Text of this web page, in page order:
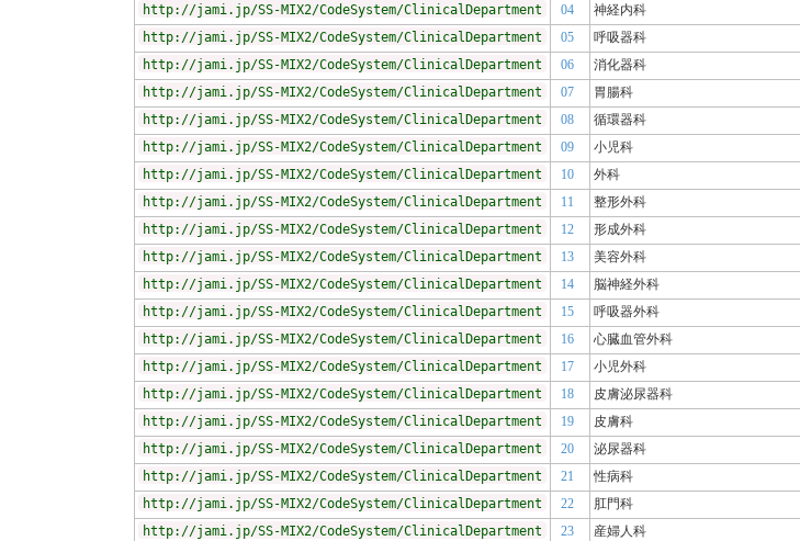
http://jami.jp/SS-MIX2/CodeSystem/ClinicalDepartment
04
神経内科
http://jami.jp/SS-MIX2/CodeSystem/ClinicalDepartment
05
呼吸器科
http://jami.jp/SS-MIX2/CodeSystem/ClinicalDepartment
06
消化器科
http://jami.jp/SS-MIX2/CodeSystem/ClinicalDepartment
07
胃腸科
http://jami.jp/SS-MIX2/CodeSystem/ClinicalDepartment
08
循環器科
http://jami.jp/SS-MIX2/CodeSystem/ClinicalDepartment
09
小児科
http://jami.jp/SS-MIX2/CodeSystem/ClinicalDepartment
10
外科
http://jami.jp/SS-MIX2/CodeSystem/ClinicalDepartment
11
整形外科
http://jami.jp/SS-MIX2/CodeSystem/ClinicalDepartment
12
形成外科
http://jami.jp/SS-MIX2/CodeSystem/ClinicalDepartment
13
美容外科
http://jami.jp/SS-MIX2/CodeSystem/ClinicalDepartment
14
脳神経外科
http://jami.jp/SS-MIX2/CodeSystem/ClinicalDepartment
15
呼吸器外科
http://jami.jp/SS-MIX2/CodeSystem/ClinicalDepartment
16
心臓血管外科
http://jami.jp/SS-MIX2/CodeSystem/ClinicalDepartment
17
小児外科
http://jami.jp/SS-MIX2/CodeSystem/ClinicalDepartment
18
皮膚泌尿器科
http://jami.jp/SS-MIX2/CodeSystem/ClinicalDepartment
19
皮膚科
http://jami.jp/SS-MIX2/CodeSystem/ClinicalDepartment
20
泌尿器科
http://jami.jp/SS-MIX2/CodeSystem/ClinicalDepartment
21
性病科
http://jami.jp/SS-MIX2/CodeSystem/ClinicalDepartment
22
肛門科
http://jami.jp/SS-MIX2/CodeSystem/ClinicalDepartment
23
産婦人科